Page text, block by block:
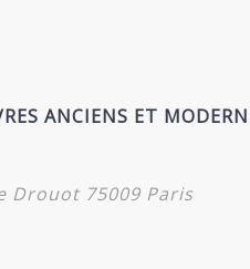
ANCIENS ET
Drouot 75009 Paris